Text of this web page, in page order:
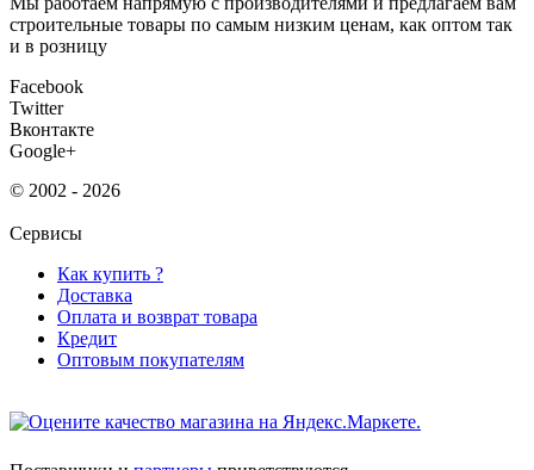
строительные товары по самым низким ценам, как оптом так
и в розницу
Facebook
Twitter
Вконтакте
Google+
© 2002 - 2026
Сервисы
Как купить ?
Доставка
Оплата и возврат товара
Кредит
Оптовым покупателям